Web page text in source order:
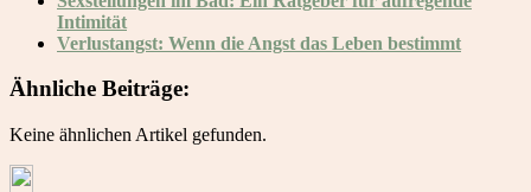
Intimität
Verlustangst: Wenn die Angst das Leben bestimmt
Ähnliche Beiträge:
Keine ähnlichen Artikel gefunden.